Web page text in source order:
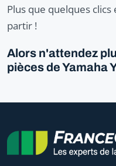
Plus que quelques
partir !
Alors n'attendez
pièces de Yamaha